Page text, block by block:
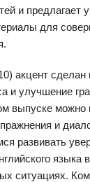
и предлагает
для
акцент
и улучшение
выпуске можно
и
развивать
ситуациях.